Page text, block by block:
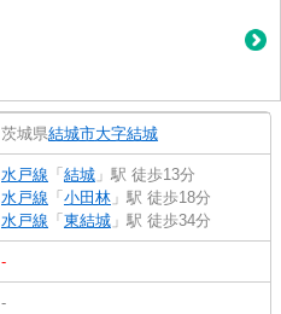
茨城県結城市大字結城
水戸線 「 結城 」駅 徒歩13分
水戸線 「 小田林 」駅 徒歩18分
水戸線 「 東結城 」駅 徒歩34分
-
-